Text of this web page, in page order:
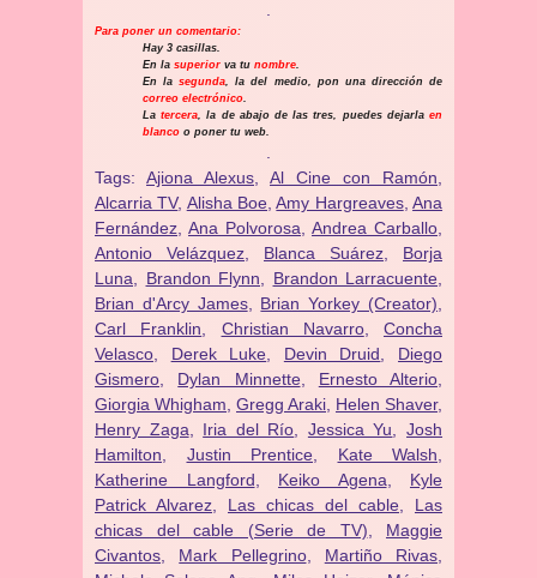
Para poner un comentario:
Hay 3 casillas.
En la superior va tu nombre.
En lasegunda, la del medio, pon una dirección de
correo electrónico.
Latercera, la de abajo de las tres, puedes dejarlaen
blanco o poner tu web.
Tags: Ajiona Alexus Al Cine con Ramón
Alcarria TV, Alisha Boe ,Amy Hargreaves,Ana
Fernández Ana Polvorosa Andrea Carballo
Antonio Velázquez
Blanca Suárez
Borja
Luna
Brandon Flynn Brandon Larracuente
Brian d'Arcy James, Brian Yorkey (Creator)
Carl Franklin
Christian Navarro, Concha
Velasco
Derek Luke Devin Druid
Diego
Gismero
Dylan Minnette Ernesto Alterio
Giorgia Whigham Gregg Araki Helen Shaver,
Henry Zaga
Iria del Río Jessica Yu ,Josh
Hamilton
Justin Prentice Kate Walsh
Katherine Langford
Keiko Agena
Kyle
Patrick Alvarez
Las chicas del cable
Las
chicas del cable (Serie de TV)
Maggie
Civantos
Mark Pellegrino, Martiño Rivas